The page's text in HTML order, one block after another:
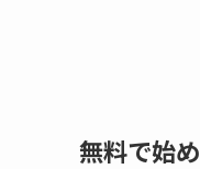
無料で始